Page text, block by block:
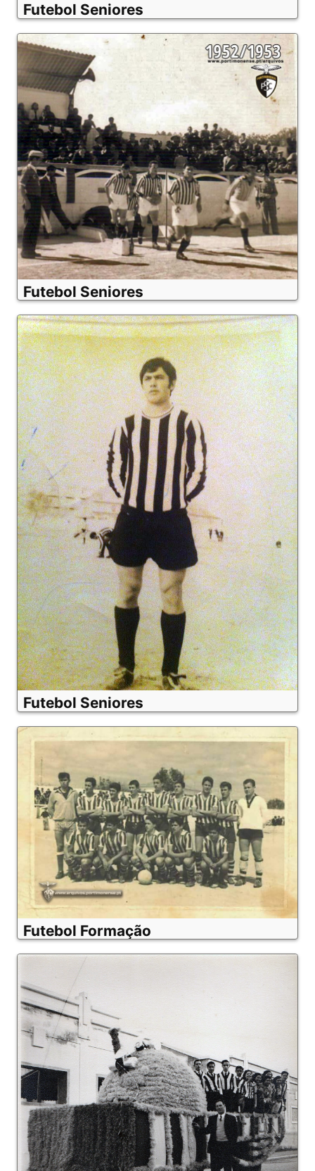
Futebol Seniores
Futebol Seniores
Futebol Seniores
Futebol Formação